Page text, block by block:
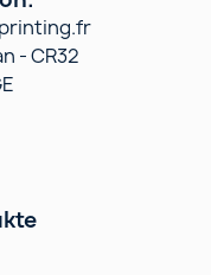
für Ihre
- CR32